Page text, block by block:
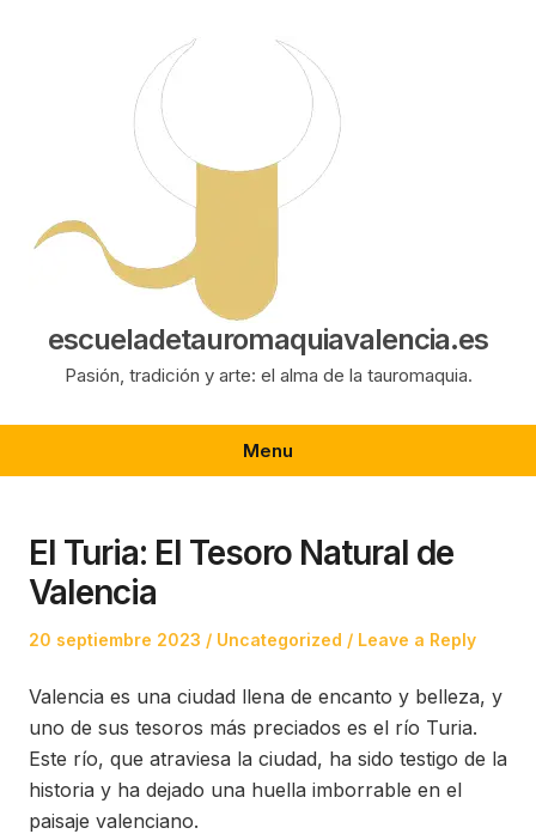
escueladetauromaquiavalencia.es
Pasión, tradición y arte: el alma de la tauromaquia.
Menu
El Turia: El Tesoro Natural de
Valencia
Posted
20 septiembre 2023
Posted
Uncategorized Leave a Reply
Valencia es una ciudad llena de encanto y belleza, y
uno de sus tesoros más preciados es el río Turia.
Este río, que atraviesa la ciudad, ha sido testigo de la
historia y ha dejado una huella imborrable en el
paisaje valenciano.